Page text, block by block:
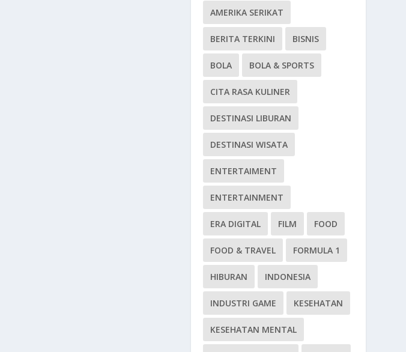
AMERIKA SERIKAT
BERITA TERKINI BISNIS
BOLA BOLA & SPORTS
CITA RASA KULINER
DESTINASI LIBURAN
DESTINASI WISATA
ENTERTAIMENT
ENTERTAINMENT
ERA DIGITAL FILM FOOD
FOOD & TRAVEL FORMULA 1
HIBURAN INDONESIA
INDUSTRI GAME KESEHATAN
KESEHATAN MENTAL